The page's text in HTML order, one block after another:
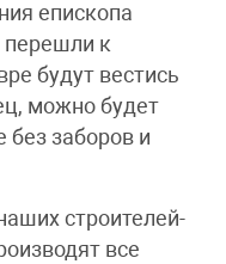
епископа
перешли к
будут вестись
можно будет
без заборов и
строителей-
все